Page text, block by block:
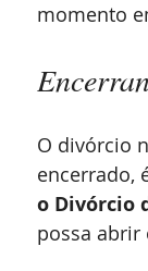
momento
O divórcio
encerrado,
o Divórcio
possa abrir